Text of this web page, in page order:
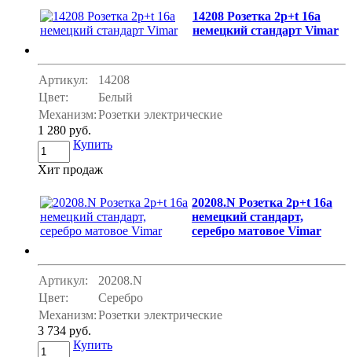
14208 Розетка 2p+t 16a
немецкий стандарт Vimar
Артикул:
14208
Цвет:
Белый
Механизм:Розетки электрические
1 280 руб.
Купить
Хит продаж
20208.N Розетка 2p+t 16a
немецкий стандарт,
серебро матовое Vimar
Артикул:
20208.N
Цвет:
Серебро
Механизм:Розетки электрические
3 734 руб.
Купить